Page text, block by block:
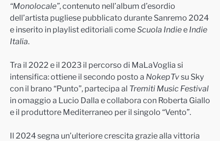
“Monolocale”, contenuto nell’album d’esordio
dell’artista pugliese pubblicato durante Sanremo 2024
e inserito in playlist editoriali comeScuola Indiee Indie
Italia.
Tra il 2022 e il 2023 il percorso di MaLaVoglia si
intensifica: ottiene il secondo posto a NokepTvsu Sky
con il brano “Punto”, partecipa al Tremiti Music Festival
in omaggio a Lucio Dalla e collabora con Roberta Giallo
e il produttore Mediterraneo per il singolo “Vento”.
Il 2024 segna un’ulteriore crescita grazie alla vittoria